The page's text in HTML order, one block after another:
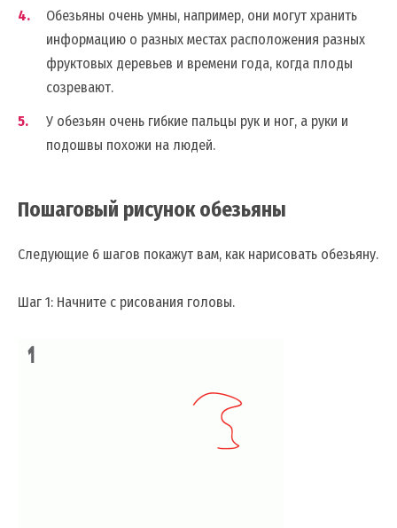
Обезьяны очень умны, например, они могут хранить
информацию о разных местах расположения разных
фруктовых деревьев и времени года, когда плоды
созревают.
У обезьян очень гибкие пальцы рук и ног, а руки и
подошвы похожи на людей.
Пошаговый рисунок обезьяны
Следующие 6 шагов покажут вам, как нарисовать обезьяну.
Шаг 1: Начните с рисования головы.